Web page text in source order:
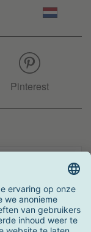
Pinterest